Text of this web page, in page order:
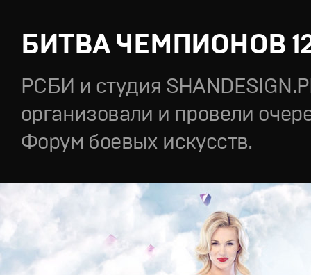
БИТВА ЧЕМПИОНОВ
РСБИ и студия
организовали и провели
Форум боевых искусств.